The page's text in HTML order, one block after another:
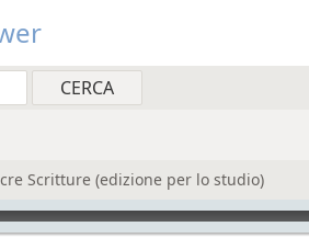
Scritture (edizione per lo studio)